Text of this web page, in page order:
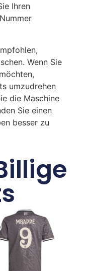
Ihren
Wenn Sie
umzudrehen
die Maschine
Sie einen
besser zu